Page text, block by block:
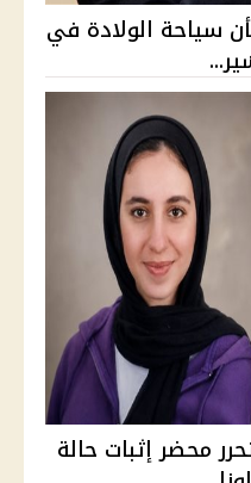
سياحة الولادة في
تحرر محضر إثبات حالة